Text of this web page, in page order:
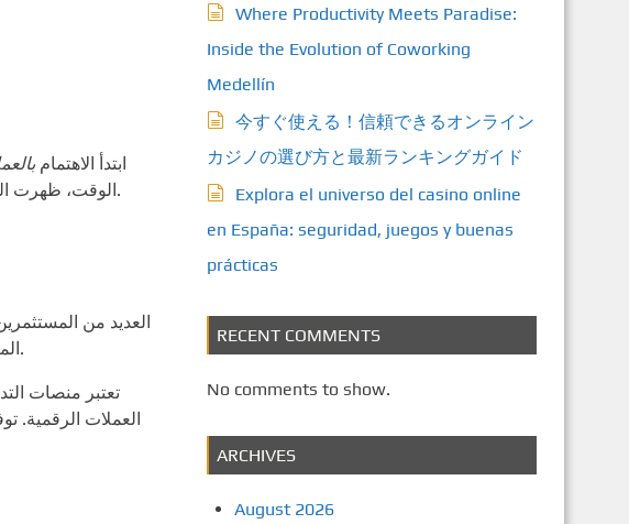
ابتدأ الاهتمام
الوقت، ظهرت العديد من العملات الرقمية الأخرى مثل الإيثيريوم والريبل، مما ساهم في تنويع الخيارات الاستثمارية المتاحة.
العديد من
المنصات لا يقتصر فقط على شراء وبيع العملات، بل يتعداه ليشمل تحليل السوق واستراتيجيات التداول الذكية.
تعتبر منصات
العملات الرقمية.
Where Productivity Meets Paradise:
Inside the Evolution of Coworking
Medellín
今すぐ使える！信頼できるオンライン
カジノの選び方と最新ランキングガイド
Explora el universo del casino online
en España: seguridad, juegos y buenas
prácticas
RECENT COMMENTS
No comments to show.
ARCHIVES
August 2026